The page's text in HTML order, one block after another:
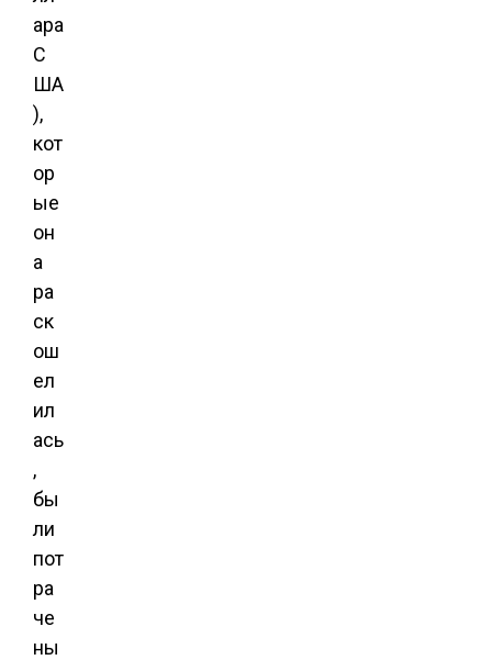
ара
С
ША
),
кот
ор
ые
он
а
ра
ск
ош
ел
ил
ась
,
бы
ли
пот
ра
че
ны